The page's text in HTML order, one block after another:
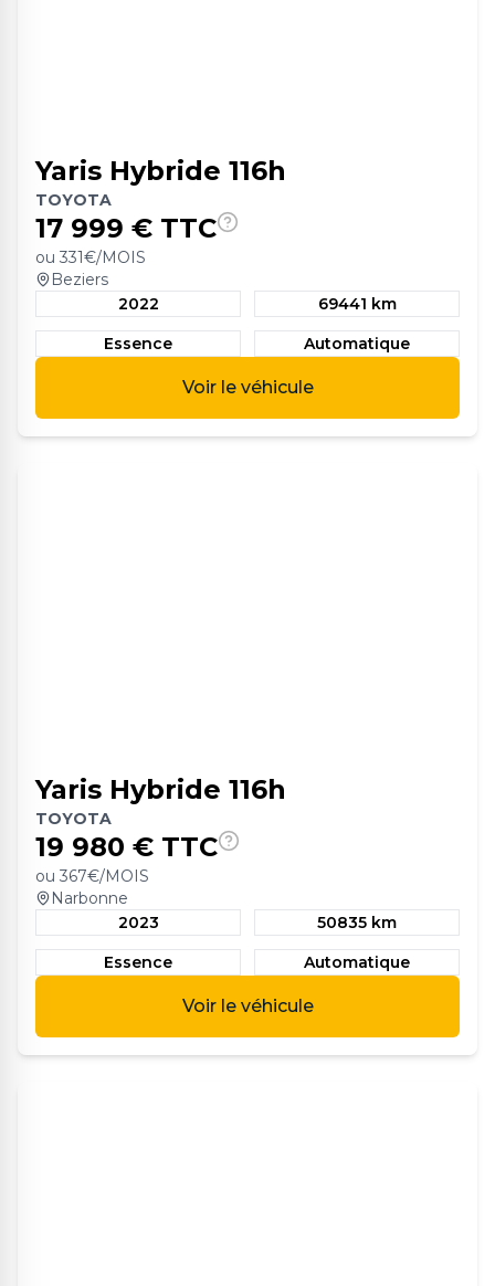
Yaris Hybride 116h
TOYOTA
17 999 € TTC
ou 331€/MOIS
Beziers
2022
69441 km
Essence
Automatique
Voir le véhicule
Yaris Hybride 116h
TOYOTA
19 980 € TTC
ou 367€/MOIS
Narbonne
2023
50835 km
Essence
Automatique
Voir le véhicule